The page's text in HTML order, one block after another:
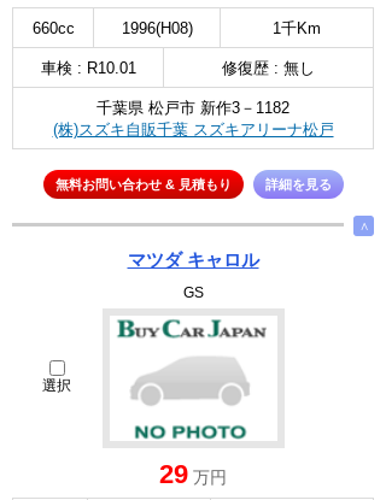
660cc 1996(H08) 1千Km
車検 : R10.01 修復歴 : 無し
千葉県 松戸市 新作3－1182
(株)スズキ自販千葉 スズキアリーナ松戸
無料お問い合わせ & 見積もり 詳細を見る
∧
マツダ キャロル
GS
選択
29 万円